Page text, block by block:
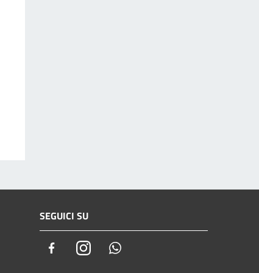
SEGUICI SU
FacebookInstagram